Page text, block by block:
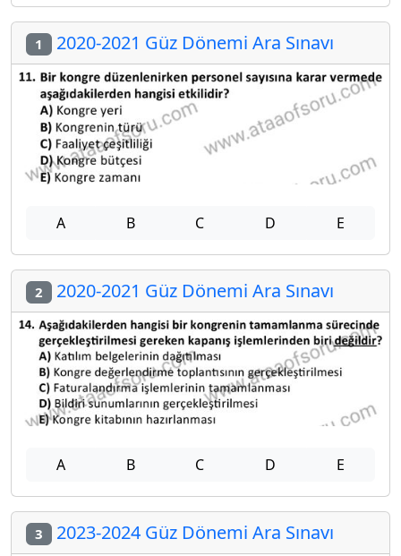
1 2020-2021 Güz Dönemi Ara Sınavı
A B C D E
2 2020-2021 Güz Dönemi Ara Sınavı
A B C D E
3 2023-2024 Güz Dönemi Ara Sınavı